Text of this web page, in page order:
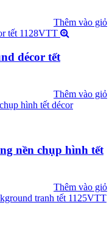
Thêm vào giỏ
décor tết
Thêm vào giỏ
nền chụp hình tết
Thêm vào giỏ